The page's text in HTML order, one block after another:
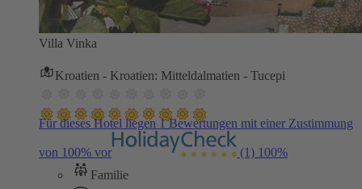
Villa Vinka
Kroatien - Kroatien: Mitteldalmatien - Tucepi
Für dieses Hotel liegen 1 Bewertungen mit einer Zustimmung
von 100% vor (1) 100%
Familie